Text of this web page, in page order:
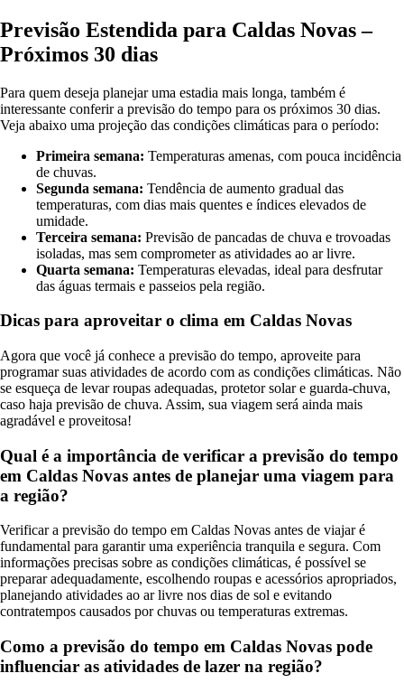
Previsão Estendida para Caldas Novas –
Próximos 30 dias
Para quem deseja planejar uma estadia mais longa, também é
interessante conferir a previsão do tempo para os próximos 30 dias.
Veja abaixo uma projeção das condições climáticas para o período:
Primeira semana: Temperaturas amenas, com pouca incidência
de chuvas.
Segunda semana: Tendência de aumento gradual das
temperaturas, com dias mais quentes e índices elevados de
umidade.
Terceira semana: Previsão de pancadas de chuva e trovoadas
isoladas, mas sem comprometer as atividades ao ar livre.
Quarta semana: Temperaturas elevadas, ideal para desfrutar
das águas termais e passeios pela região.
Dicas para aproveitar o clima em Caldas Novas
Agora que você já conhece a previsão do tempo, aproveite para
programar suas atividades de acordo com as condições climáticas. Não
se esqueça de levar roupas adequadas, protetor solar e guarda-chuva,
caso haja previsão de chuva. Assim, sua viagem será ainda mais
agradável e proveitosa!
Qual é a importância de verificar a previsão do tempo
em Caldas Novas antes de planejar uma viagem para
a região?
Verificar a previsão do tempo em Caldas Novas antes de viajar é
fundamental para garantir uma experiência tranquila e segura. Com
informações precisas sobre as condições climáticas, é possível se
preparar adequadamente, escolhendo roupas e acessórios apropriados,
planejando atividades ao ar livre nos dias de sol e evitando
contratempos causados por chuvas ou temperaturas extremas.
Como a previsão do tempo em Caldas Novas pode
influenciar as atividades de lazer na região?